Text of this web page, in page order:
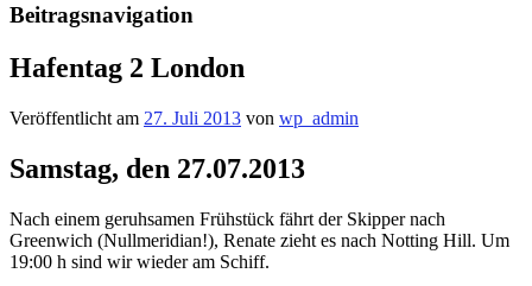
Beitragsnavigation
Hafentag 2 London
Veröffentlicht am 27. Juli 2013 von wp_admin
Samstag, den 27.07.2013
Nach einem geruhsamen Frühstück fährt der Skipper nach
Greenwich (Nullmeridian!), Renate zieht es nach Notting Hill. Um
19:00 h sind wir wieder am Schiff.